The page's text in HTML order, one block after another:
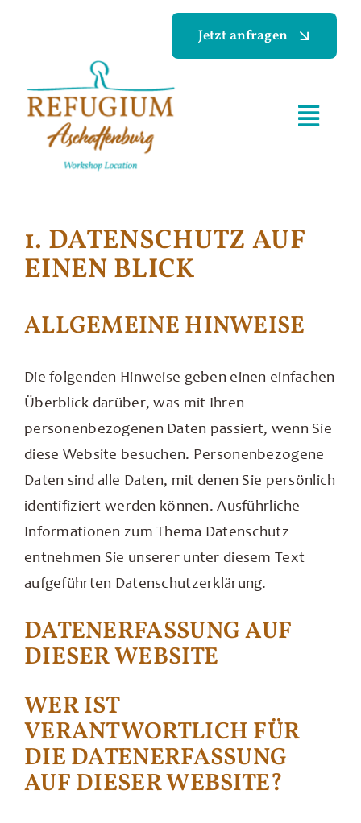
Preise & Leistungen
FAQ
Über uns
Kontakt
Jetzt anfragen
1. DATENSCHUTZ AUF
EINEN BLICK
ALLGEMEINE HINWEISE
Die folgenden Hinweise geben einen einfachen
Überblick darüber, was mit Ihren
personenbezogenen Daten passiert, wenn Sie
diese Website besuchen. Personenbezogene
Daten sind alle Daten, mit denen Sie persönlich
identifiziert werden können. Ausführliche
Informationen zum Thema Datenschutz
entnehmen Sie unserer unter diesem Text
aufgeführten Datenschutzerklärung.
DATENERFASSUNG AUF
DIESER WEBSITE
WER IST
VERANTWORTLICH FÜR
DIE DATENERFASSUNG
AUF DIESER WEBSITE?